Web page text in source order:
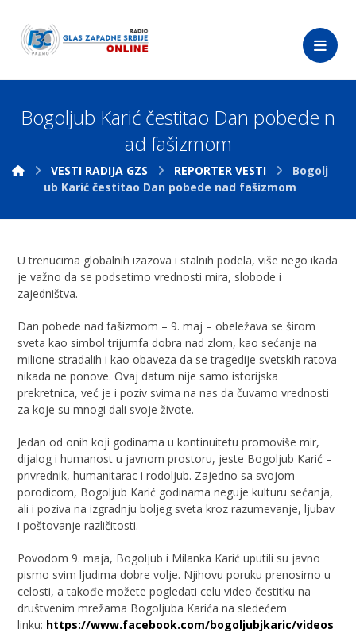
Bogoljub Karić čestitao Dan pobede n
ad fašizmom
VESTI RADIJA GZS REPORTER VESTI
Bogolj
ub Karić čestitao Dan pobede nad fašizmom
U trenucima globalnih izazova i stalnih podela, više nego ikada
je važno da se podsetimo vrednosti mira, slobode i
zajedništva.
Dan pobede nad fašizmom – 9. maj – obeležava se širom
sveta kao simbol trijumfa dobra nad zlom, kao sećanje na
milione stradalih i kao obaveza da se tragedije svetskih ratova
nikada ne ponove. Ovaj datum nije samo istorijska
prekretnica, već je i poziv svima na nas da čuvamo vrednosti
za koje su mnogi dali svoje živote.
Jedan od onih koji godinama u kontinuitetu promoviše mir,
dijalog i humanost u javnom prostoru, jeste Bogoljub Karić –
privrednik, humanitarac i rodoljub. Zajedno sa svojom
porodicom, Bogoljub Karić godinama neguje kulturu sećanja,
ali i poziva na izgradnju boljeg sveta kroz razumevanje, ljubav
i poštovanje različitosti.
Povodom 9. maja, Bogoljub i Milanka Karić uputili su javno
pismo svim ljudima dobre volje. Njihovu poruku prenosimo u
celosti, a takođe možete pogledati celu video čestitku na
društvenim mrežama Bogoljuba Karića na sledećem
linku: https://www.facebook.com/bogoljubjkaric/videos